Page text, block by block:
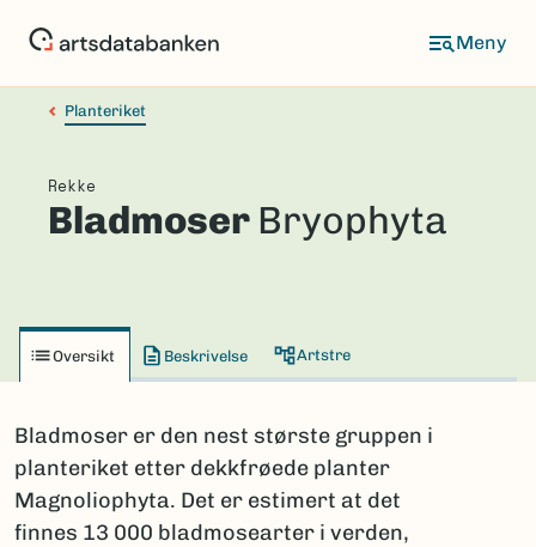
Planteriket
Rekke
Bladmoser Bryophyta
Oversikt Beskrivelse Artstre
Bladmoser er den nest største gruppen i
planteriket etter dekkfrøede planter
Magnoliophyta. Det er estimert at det
finnes 13 000 bladmosearter i verden,